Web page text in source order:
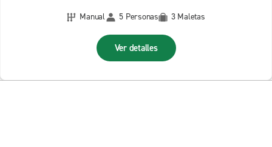
Manual
5 Personas 3 Maletas
Ver detalles